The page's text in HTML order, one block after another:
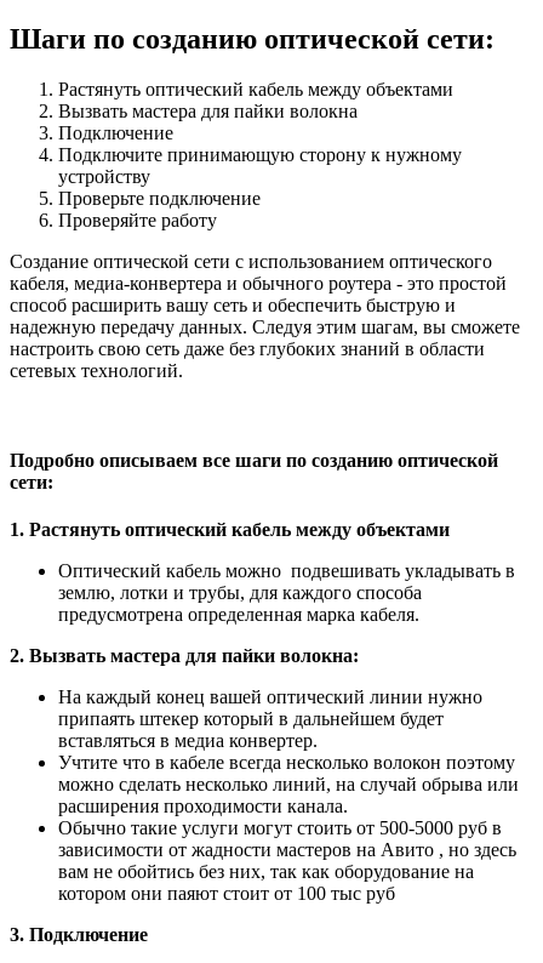
Шаги по созданию оптической сети:
Растянуть оптический кабель между объектами
Вызвать мастера для пайки волокна
Подключение
Подключите принимающую сторону к нужному
устройству
Проверьте подключение
Проверяйте работу
Создание оптической сети с использованием оптического
кабеля, медиа-конвертера и обычного роутера - это простой
способ расширить вашу сеть и обеспечить быструю и
надежную передачу данных. Следуя этим шагам, вы сможете
настроить свою сеть даже без глубоких знаний в области
сетевых технологий.
Подробно описываем все шаги по созданию оптической
сети:
1. Растянуть оптический кабель между объектами
Оптический кабель можно подвешивать укладывать в
землю, лотки и трубы, для каждого способа
предусмотрена определенная марка кабеля.
2. Вызвать мастера для пайки волокна:
На каждый конец вашей оптический линии нужно
припаять штекер который в дальнейшем будет
вставляться в медиа конвертер.
Учтите что в кабеле всегда несколько волокон поэтому
можно сделать несколько линий, на случай обрыва или
расширения проходимости канала.
Обычно такие услуги могут стоить от 500-5000 руб в
зависимости от жадности мастеров на Авито , но здесь
вам не обойтись без них, так как оборудование на
котором они паяют стоит от 100 тыс руб
3. Подключение